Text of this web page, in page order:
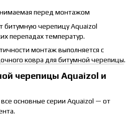
перед монтажом
битумную черепицу Aquaizol
перепадах температур.
монтаж выполняется с
ковра для битумной черепицы.
черепицы Aquaizol и
основные серии Aquaizol — от